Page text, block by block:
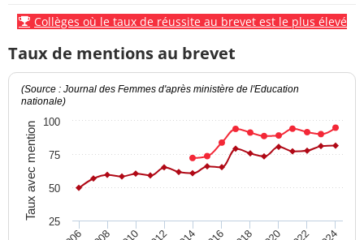
Collèges où le taux de réussite au brevet est le plus élevé
Taux de mentions au brevet
Taux avec mention
(Source : Journal des Femmes d'après ministère de l'Education
nationale)
25
50
75
100